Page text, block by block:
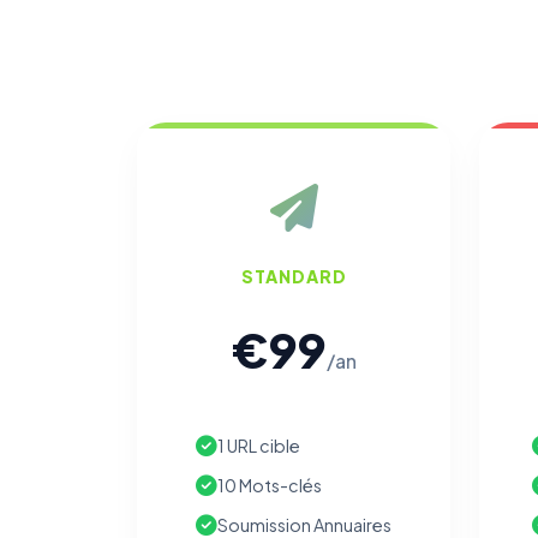
STANDARD
€99/an
1 URL cible
10 Mots-clés
Soumission Annuaires